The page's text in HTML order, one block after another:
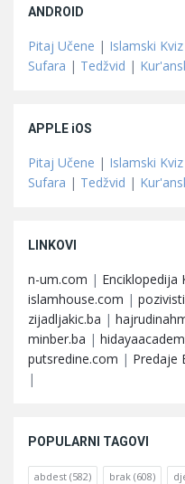
ANDROID
Pitaj Učene | Islamski Kviz
Sufara | Tedžvid |
APPLE iOS
Pitaj Učene | Islamski Kviz
Sufara | Tedžvid |
LINKOVI
n-um.com | Enciklopedija
islamhouse.com |
zijadljakic.ba |
minber.ba |
putsredine.com | Predaje
|
POPULARNI TAGOVI
abdest (582) brak (608)